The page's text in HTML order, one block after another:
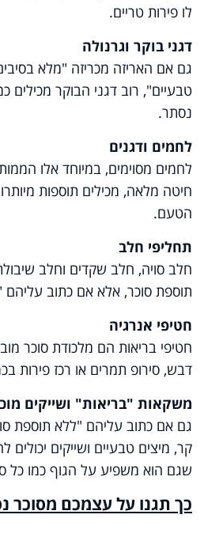
לו פירות טריים.
דגני בוקר וגרנולה
גם אם האריזה מכריזה "מלא
טבעיים", רוב דגני הבוקר מכילים
נסתר.
לחמים ודגנים
לחמים מסוימים, במיוחד אלו
חיטה מלאה, מכילים תוספות
הטעם.
תחליפי חלב
חלב סויה, חלב שקדים וחלב
תוספת סוכר, אלא אם כתוב עליהם
חטיפי אנרגיה
חטיפי בריאות הם מלכודת סוכר
דבש, סירופ תמרים או רכז פירות
משקאות "בריאות" ושייקים
גם אם כתוב עליהם "ללא תוספת
קר, מיצים טבעיים ושייקים יכולים
שגם הוא משפיע על הגוף כמו כל
כך תגנו על עצמכם מסוכר